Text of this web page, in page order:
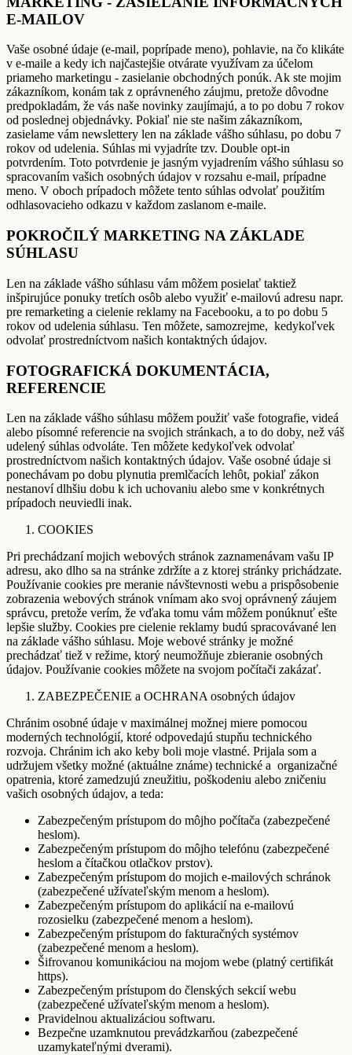
E-MAILOV
Vaše osobné údaje (e-mail, poprípade meno), pohlavie, na čo klikáte
v e-maile a kedy ich najčastejšie otvárate využívam za účelom
priameho marketingu - zasielanie obchodných ponúk. Ak ste mojim
zákazníkom, konám tak z oprávneného záujmu, pretože dôvodne
predpokladám, že vás naše novinky zaujímajú, a to po dobu 7 rokov
od poslednej objednávky. Pokiaľ nie ste našim zákazníkom,
zasielame vám newslettery len na základe vášho súhlasu, po dobu 7
rokov od udelenia. Súhlas mi vyjadríte tzv. Double opt-in
potvrdením. Toto potvrdenie je jasným vyjadrením vášho súhlasu so
spracovaním vašich osobných údajov v rozsahu e-mail, prípadne
meno. V oboch prípadoch môžete tento súhlas odvolať použitím
odhlasovacieho odkazu v každom zaslanom e-maile.
POKROČILÝ MARKETING NA ZÁKLADE
SÚHLASU
Len na základe vášho súhlasu vám môžem posielať taktiež
inšpirujúce ponuky tretích osôb alebo využiť e-mailovú adresu napr.
pre remarketing a cielenie reklamy na Facebooku, a to po dobu 5
rokov od udelenia súhlasu. Ten môžete, samozrejme, kedykoľvek
odvolať prostredníctvom našich kontaktných údajov.
FOTOGRAFICKÁ DOKUMENTÁCIA,
REFERENCIE
Len na základe vášho súhlasu môžem použiť vaše fotografie, videá
alebo písomné referencie na svojich stránkach, a to do doby, než váš
udelený súhlas odvoláte. Ten môžete kedykoľvek odvolať
prostredníctvom našich kontaktných údajov. Vaše osobné údaje si
ponechávam po dobu plynutia premlčacích lehôt, pokiaľ zákon
nestanoví dlhšiu dobu k ich uchovaniu alebo sme v konkrétnych
prípadoch neuviedli inak.
COOKIES
Pri prechádzaní mojich webových stránok zaznamenávam vašu IP
adresu, ako dlho sa na stránke zdržíte a z ktorej stránky prichádzate.
Používanie cookies pre meranie návštevnosti webu a prispôsobenie
zobrazenia webových stránok vnímam ako svoj oprávnený záujem
správcu, pretože verím, že vďaka tomu vám môžem ponúknuť ešte
lepšie služby. Cookies pre cielenie reklamy budú spracovávané len
na základe vášho súhlasu. Moje webové stránky je možné
prechádzať tiež v režime, ktorý neumožňuje zbieranie osobných
údajov. Používanie cookies môžete na svojom počítači zakázať.
ZABEZPEČENIE a OCHRANA osobných údajov
Chránim osobné údaje v maximálnej možnej miere pomocou
moderných technológií, ktoré odpovedajú stupňu technického
rozvoja. Chránim ich ako keby boli moje vlastné. Prijala som a
udržujem všetky možné (aktuálne známe) technické a organizačné
opatrenia, ktoré zamedzujú zneužitiu, poškodeniu alebo zničeniu
vašich osobných údajov, a teda:
Zabezpečeným prístupom do môjho počítača (zabezpečené
heslom).
Zabezpečeným prístupom do môjho telefónu (zabezpečené
heslom a čítačkou otlačkov prstov).
Zabezpečeným prístupom do mojich e-mailových schránok
(zabezpečené užívateľským menom a heslom).
Zabezpečeným prístupom do aplikácií na e-mailovú
rozosielku (zabezpečené menom a heslom).
Zabezpečeným prístupom do fakturačných systémov
(zabezpečené menom a heslom).
Šifrovanou komunikáciou na mojom webe (platný certifikát
https).
Zabezpečeným prístupom do členských sekcií webu
(zabezpečené užívateľským menom a heslom).
Pravidelnou aktualizáciou softwaru.
Bezpečne uzamknutou prevádzkarňou (zabezpečené
uzamykateľnými dverami).